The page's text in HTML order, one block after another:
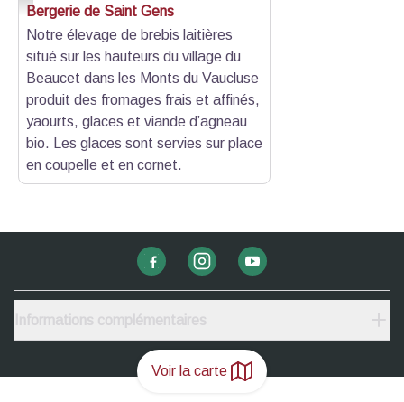
Voir la carte
Bergerie de Saint Gens
Notre élevage de brebis laitières
situé sur les hauteurs du village du
Beaucet dans les Monts du Vaucluse
produit des fromages frais et affinés,
yaourts, glaces et viande d’agneau
bio. Les glaces sont servies sur place
en coupelle et en cornet.
Informations complémentaires